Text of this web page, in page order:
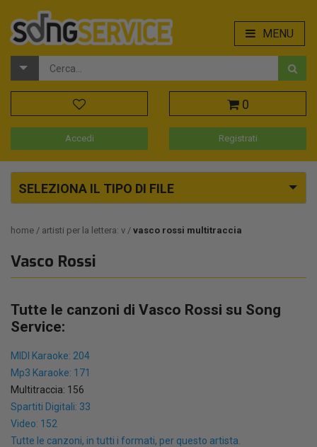
MENU
0
Accedi Registrati
SELEZIONA IL TIPO DI FILE
home artisti per la lettera: v vasco rossi multitraccia
Vasco Rossi
Tutte le canzoni di Vasco Rossi su Song
Service:
MIDI Karaoke: 204
Mp3 Karaoke: 171
Multitraccia: 156
Spartiti Digitali: 33
Video: 152
Tutte le canzoni, in tutti i formati, per questo artista.